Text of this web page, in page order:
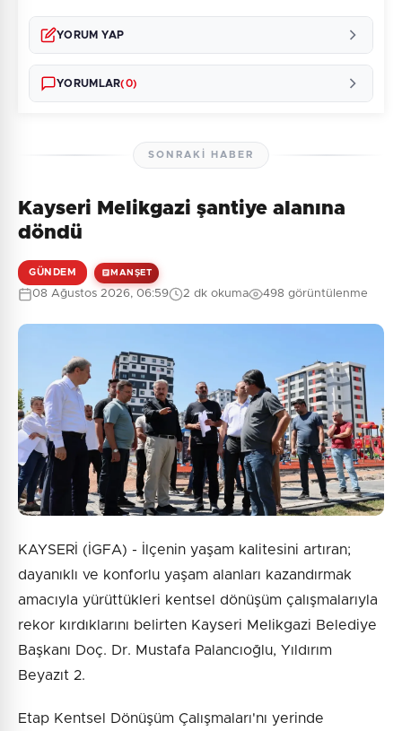
YORUM YAP
Gönder
YORUMLAR(0)
Henüz yorum yapılmamış. İlk yorumu siz yapın!
SONRAKI HABER
Kayseri Melikgazi şantiye alanına
döndü
GÜNDEM MANŞET
08 Ağustos 2026, 06:59 2 dk okuma 498 görüntülenme
KAYSERİ (İGFA) - İlçenin yaşam kalitesini artıran;
dayanıklı ve konforlu yaşam alanları kazandırmak
amacıyla yürüttükleri kentsel dönüşüm çalışmalarıyla
rekor kırdıklarını belirten Kayseri Melikgazi Belediye
Başkanı Doç. Dr. Mustafa Palancıoğlu, Yıldırım
Beyazıt 2.
Etap Kentsel Dönüşüm Çalışmaları'nı yerinde